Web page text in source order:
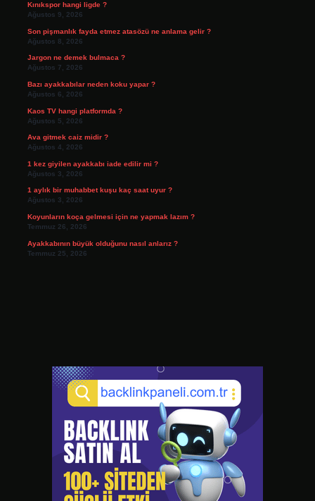
Kınıkspor hangi ligde ?
Ağustos 9, 2026
Son pişmanlık fayda etmez atasözü ne anlama gelir ?
Ağustos 8, 2026
Jargon ne demek bulmaca ?
Ağustos 7, 2026
Bazı ayakkabılar neden koku yapar ?
Ağustos 6, 2026
Kaos TV hangi platformda ?
Ağustos 5, 2026
Ava gitmek caiz midir ?
Ağustos 4, 2026
1 kez giyilen ayakkabı iade edilir mi ?
Ağustos 3, 2026
1 aylık bir muhabbet kuşu kaç saat uyur ?
Ağustos 3, 2026
Koyunların koça gelmesi için ne yapmak lazım ?
Temmuz 26, 2026
Ayakkabının büyük olduğunu nasıl anlarız ?
Temmuz 25, 2026